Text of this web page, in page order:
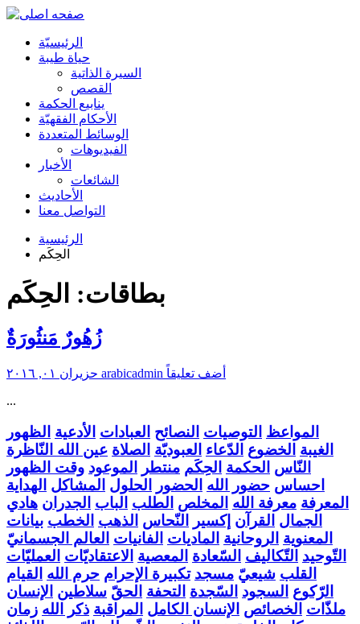
الرئیسیّة
حياة طيبة
السيرة الذاتية
القصص
ينابيع الحكمة
الأحکام الفقهیّة
الوسائط المتعددة
الفیدیوهات
الأخبار
الشائعات
الأحادیث
التواصل معنا
الرئيسية
الحِكَم
بطاقات: الحِكَم
زُهُورٌ مَنثُورَةٌ
arabicadmin أضف تعليقاً
...
المواعظ التوصيات النصائح العبادات الأدعية الظهور
الغيبة الخضوع الدّعاء العبوديّة الصلاة عين الله النّاظرة
النّاس الحكمة الحِكَم منتطر الموعود وقت الظهور
احساس حضور الله الحضور الحلول المشاكل الهداية
المعرفة معرفة الله المخلص الطلب الباب الجدران هادي
الجمال القرآن إكسير النّحاس الذهب الخطب بيانات
المعنوية الروحانية الماديات الفانيات العالم الجسمانيّ
التّوحيد التّكاليف السّعادة المعصية الاعتقاديّات العمليّات
القلب شيعيّ مسجد تكبيرة الإحرام حرم الله القيام
الرّكوع السجود السّجدة التحفة الحقّ سلاطين الإنسان
ملذّات الخصائص الإنسان الكامل المراقبة ذكر الله زمان